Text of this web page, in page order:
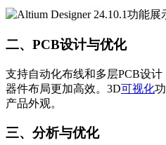
二、PCB设计与优化
支持自动化布线和多层PCB设计
器件布局更加高效。3D可视化
产品外观。
三、分析与优化